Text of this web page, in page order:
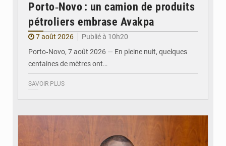
Porto‑Novo : un camion de produits
pétroliers embrase Avakpa
7 août 2026
Publié à 10h20
Porto‑Novo, 7 août 2026 — En pleine nuit, quelques
centaines de mètres ont…
SAVOIR PLUS